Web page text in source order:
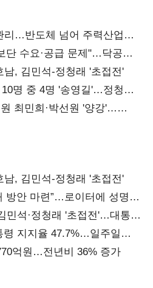
리…반도체 넘어 주력산업
단 수요·공급 문제"…닥공
, 김민석-정청래 '초접전'
명 중 4명 '송영길'…정청래
최민희·박선원 '양강'…
, 김민석-정청래 '초접전'
방안 마련”…로이터에 성명
민석·정청래 '초접전'…대통령
) 지지율 47.7%…일주일
억원…전년비 36% 증가